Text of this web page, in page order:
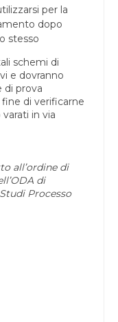
per la
dopo
stesso
schemi di
e dovranno
di prova
di verificarne
in via
all’ordine di
di
Processo